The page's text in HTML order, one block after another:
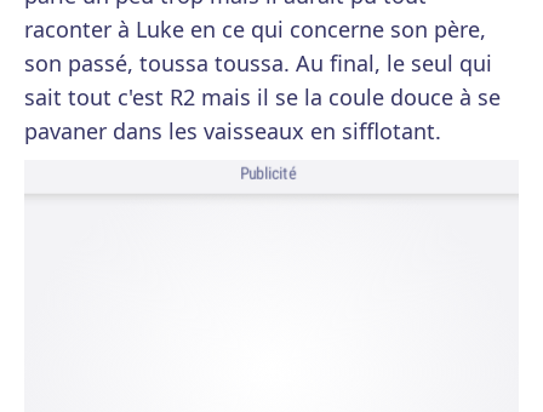
raconter à Luke en ce qui concerne son père,
son passé, toussa toussa. Au final, le seul qui
sait tout c'est R2 mais il se la coule douce à se
pavaner dans les vaisseaux en sifflotant.
Publicité